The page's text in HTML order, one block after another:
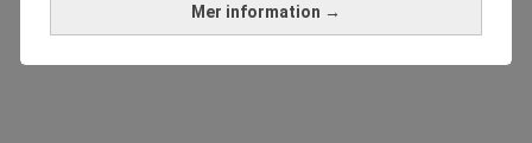
Vi använder kakor och personuppgifter för dessa syften:
Nödvändiga cookies och liknande tekniker, anpassning av
Mer information →